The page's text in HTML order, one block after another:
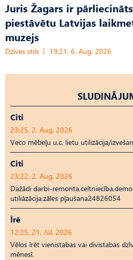
Juris Žagars ir
piestāvētu Latvijas
muzejs
Dzīves stils 19:21, 6. Aug, 2026
Citi
23:25, 2. Aug, 2026
Veco mēbeļu u.c. lietu utilizācija/
Citi
23:22, 2. Aug, 2026
Dažādi darbi-
utiliāzācija,zāles pļaušana24826054
Īrē
12:25, 21. Jūl, 2026
Vēlos īrēt vienistabas vai divistabas
mēnesī.